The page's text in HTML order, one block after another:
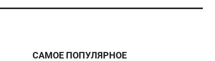
САМОЕ ПОПУЛЯРНОЕ